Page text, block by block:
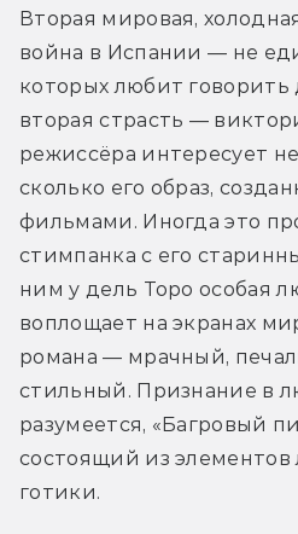
Вторая мировая,
война в Испании — не
которых любит говорить
вторая страсть —
режиссёра интересует
сколько его образ,
фильмами. Иногда это
стимпанка с его
ним у дель Торо особая
воплощает на экранах
романа — мрачный,
стильный. Признание в
разумеется, «Багровый
состоящий из элементов
готики.